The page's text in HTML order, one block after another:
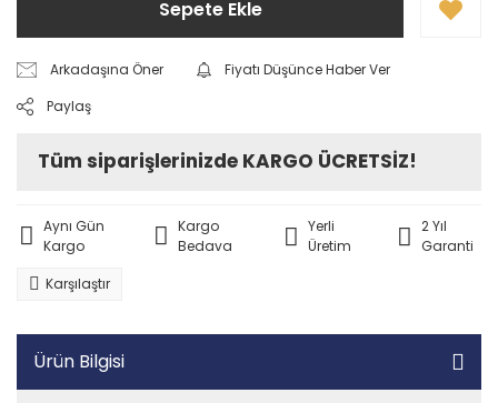
Sepete Ekle
Arkadaşına Öner
Fiyatı Düşünce Haber Ver
Paylaş
Tüm siparişlerinizde KARGO ÜCRETSİZ!
Aynı Gün
Kargo
Kargo
Bedava
Yerli
Üretim
2 Yıl
Garanti
Karşılaştır
Ürün Bilgisi